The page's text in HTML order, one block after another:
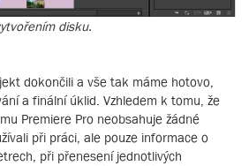
disku.
dokončili a vše tak máme hotovo,
a finální úklid. Vzhledem k tomu, že
Premiere Pro neobsahuje žádné
při práci, ale pouze informace o
při přenesení jednotlivých